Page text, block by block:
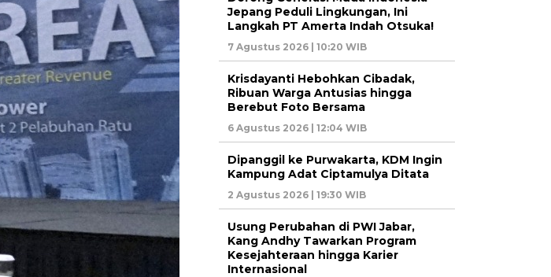
Jepang Peduli Lingkungan, Ini
Langkah PT Amerta Indah Otsuka!
7 Agustus 2026 | 10:20 WIB
Krisdayanti Hebohkan Cibadak,
Ribuan Warga Antusias hingga
Berebut Foto Bersama
6 Agustus 2026 | 12:04 WIB
Dipanggil ke Purwakarta, KDM Ingin
Kampung Adat Ciptamulya Ditata
2 Agustus 2026 | 19:30 WIB
Usung Perubahan di PWI Jabar,
Kang Andhy Tawarkan Program
Kesejahteraan hingga Karier
Internasional